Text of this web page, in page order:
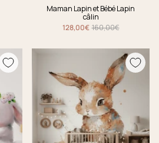
Maman Lapin et Bébé Lapin
câlin
128,00€ 160,00€